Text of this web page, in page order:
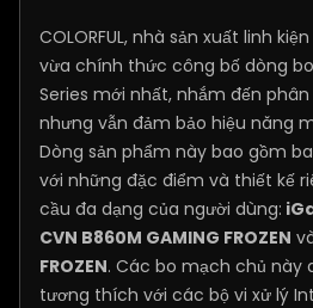
COLORFUL, nhà sản xuất linh
vừa chính thức công bố dòng
Series mới nhất, nhắm đến
nhưng vẫn đảm bảo hiệu năng
Dòng sản phẩm này bao gồm
với những đặc điểm và thiết kế
cầu đa dạng của người dùng:
CVN B860M GAMING FROZEN
FROZEN. Các bo mạch chủ này
tương thích với các bộ vi xử lý